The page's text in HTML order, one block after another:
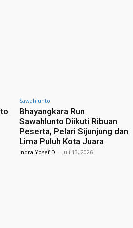
Sawahlunto
Bhayangkara Run
Sawahlunto Diikuti Ribuan
Peserta, Pelari Sijunjung dan
Lima Puluh Kota Juara
Indra Yosef D - Juli 13, 2026